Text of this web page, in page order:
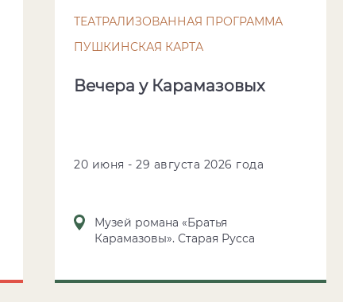
ТЕАТРАЛИЗОВАННАЯ ПРОГРАММА
ПУШКИНСКАЯ КАРТА
Вечера у Карамазовых
20 июня - 29 августа 2026 года
Музей романа «Братья
Карамазовы». Старая Русса